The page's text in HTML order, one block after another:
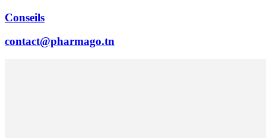
Conseils
contact@pharmago.tn